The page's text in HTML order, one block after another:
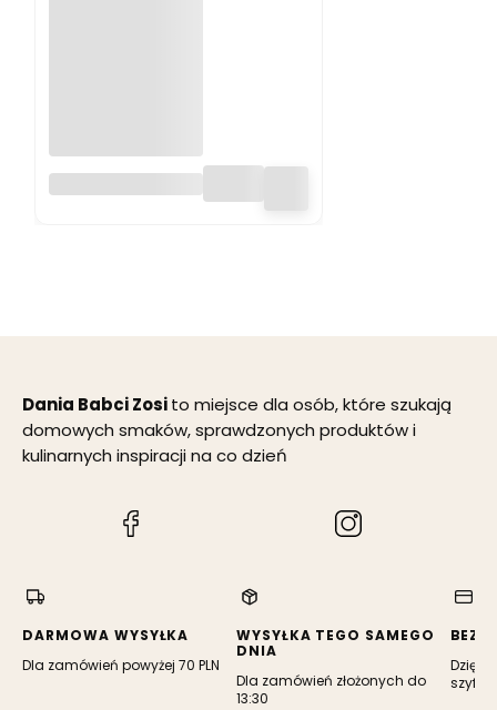
Rozgrzewająca z
Dania Babci Zosito miejsce dla osób, które szukają
domowych smaków, sprawdzonych produktów i
kulinarnych inspiracji na co dzień
(Otwiera
DARMOWA WYSYŁKA
Dla zamówień powyżej 70 PLN
WYSYŁKA TEGO SAMEGO
DNIA
Dla zamówień złożonych do
13:30
Dzięki